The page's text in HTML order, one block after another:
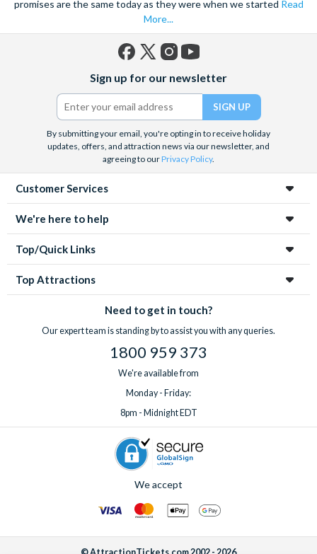
promises are the same today as they were when we started Read
More...
(formerly
Twitter)
Sign up for our newsletter
By submitting your email, you're opting in to receive holiday
updates, offers, and attraction news via our newsletter, and
agreeing to ourPrivacy Policy.
Customer Services
We're here to help
Top/Quick Links
Top Attractions
Need to get in touch?
Our expert team is standing by to assist you with any queries.
1800 959 373
We're available from
Monday - Friday:
8pm - Midnight EDT
We accept